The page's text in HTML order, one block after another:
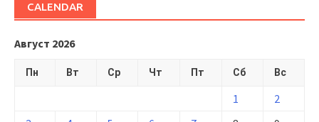
CALENDAR
Август 2026
Пн Вт Ср Чт Пт Сб Вс
1
2